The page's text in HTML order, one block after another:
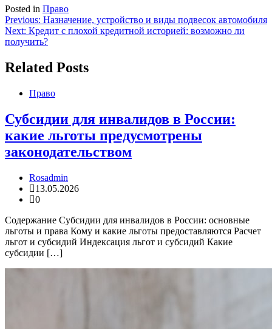
Posted in Право
Навигация
по
Previous: Назначение, устройство и виды подвесок автомобиля
Next: Кредит с плохой кредитной историей: возможно ли
получить?
Related Posts
Право
Субсидии для инвалидов в России:
какие льготы предусмотрены
законодательством
Rosadmin
13.05.2026
0
Содержание Субсидии для инвалидов в России: основные
льготы и права Кому и какие льготы предоставляются Расчет
льгот и субсидий Индексация льгот и субсидий Какие
субсидии […]